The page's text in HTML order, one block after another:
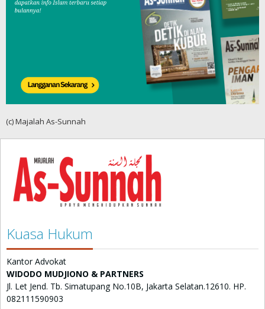
(c) Majalah As-Sunnah
Kuasa Hukum
Kantor Advokat
WIDODO MUDJIONO & PARTNERS
Jl. Let Jend. Tb. Simatupang No.10B, Jakarta Selatan.12610. HP.
082111590903